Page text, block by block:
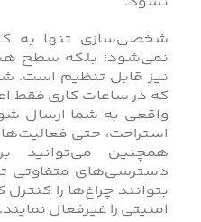
شخصی‌سازی تنها به
نمی‌شود؛ بلکه سطح
نیز قابل تنظیم است.
که در ساعات کاری فقط
واقعی به شما ارسال
استراحت، حتی
همچنین می‌توانید
دسترسی‌های متفاوتی
بتوانند چراغ‌ها را
امنیتی را غیرفعال نمایند.